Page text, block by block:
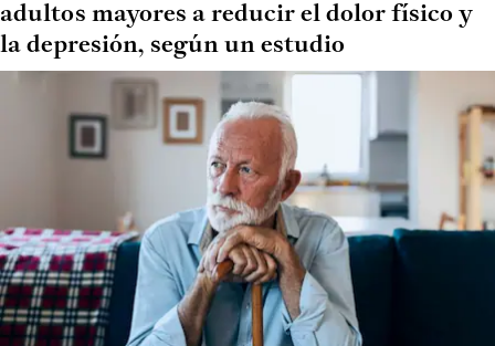
adultos mayores a reducir el dolor físico y
la depresión, según un estudio